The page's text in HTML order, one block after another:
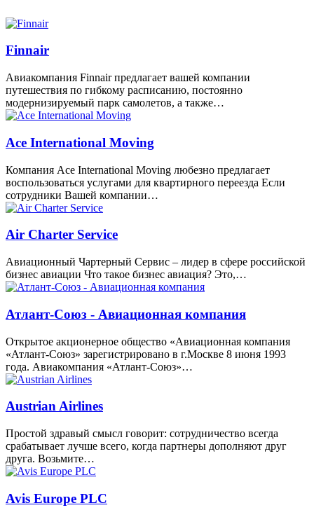
Finnair
Авиакомпания Finnair предлагает вашей компании
путешествия по гибкому расписанию, постоянно
модернизируемый парк самолетов, а также…
Ace International Moving
Компания Ace International Moving любезно предлагает
воспользоваться услугами для квартирного переезда Если
сотрудники Вашей компании…
Air Charter Service
Авиационный Чартерный Сервис – лидер в сфере российской
бизнес авиации Что такое бизнес авиация? Это,…
Атлант-Союз - Авиационная компания
Открытое акционерное общество «Авиационная компания
«Атлант-Союз» зарегистрировано в г.Москве 8 июня 1993
года. Авиакомпания «Атлант-Союз»…
Austrian Airlines
Простой здравый смысл говорит: сотрудничество всегда
срабатывает лучше всего, когда партнеры дополняют друг
друга. Возьмите…
Avis Europe PLC